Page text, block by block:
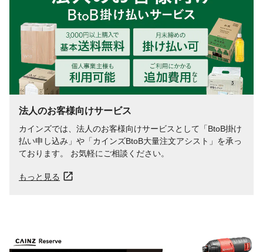
法人のお客様向けサービス
カインズでは、法人のお客様向けサービスとして「BtoB掛け
払い申し込み」や「カインズBtoB大量注文アシスト」を承っ
ております。 お気軽にご相談ください。
もっと見る